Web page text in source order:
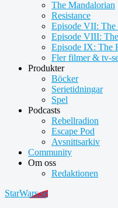
The Mandalorian
Resistance
Episode VII: The
Episode VIII:
Episode IX: The
Fler filmer & tv-
Produkter
Böcker
Serietidningar
Spel
Podcasts
Rebellradion
Escape Pod
Avsnittsarkiv
Community
Om oss
Redaktionen
StarWars.se